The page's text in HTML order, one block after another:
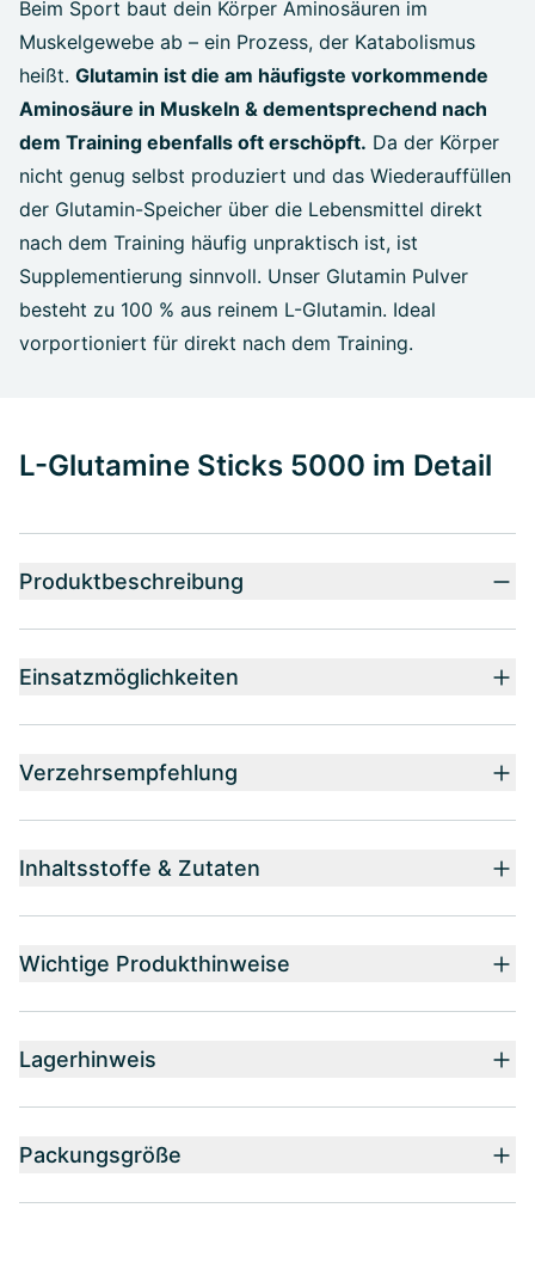
Beim Sport baut dein Körper Aminosäuren im
Muskelgewebe ab – ein Prozess, der Katabolismus
heißt. Glutamin ist die am häufigste vorkommende
Aminosäure in Muskeln & dementsprechend nach
dem Training ebenfalls oft erschöpft. Da der Körper
nicht genug selbst produziert und das Wiederauffüllen
der Glutamin-Speicher über die Lebensmittel direkt
nach dem Training häufig unpraktisch ist, ist
Supplementierung sinnvoll. Unser Glutamin Pulver
besteht zu 100 % aus reinem L-Glutamin. Ideal
vorportioniert für direkt nach dem Training.
L-Glutamine Sticks 5000 im Detail
Produktbeschreibung
Einsatzmöglichkeiten
Verzehrsempfehlung
Inhaltsstoffe & Zutaten
Wichtige Produkthinweise
Lagerhinweis
Packungsgröße